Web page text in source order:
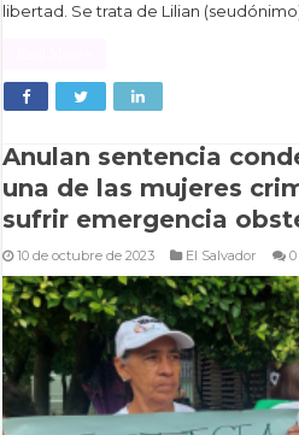
libertad. Se trata de Lilian
Anulan sentencia
una de las mujeres
sufrir emergencia
10 de octubre de 2023 El Salvador 0